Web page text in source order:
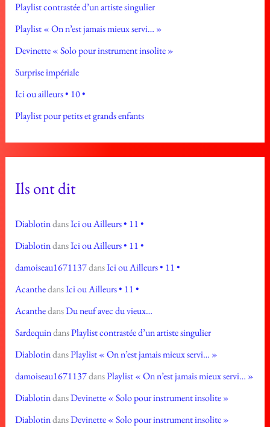
Playlist contrastée d’un artiste singulier
Playlist « On n’est jamais mieux servi… »
Devinette « Solo pour instrument insolite »
Surprise impériale
Ici ou ailleurs • 10 •
Playlist pour petits et grands enfants
Ils ont dit
DiablotindansIci ou Ailleurs • 11 •
DiablotindansIci ou Ailleurs • 11 •
damoiseau1671137dansIci ou Ailleurs • 11 •
AcanthedansIci ou Ailleurs • 11 •
AcanthedansDu neuf avec du vieux…
SardequindansPlaylist contrastée d’un artiste singulier
DiablotindansPlaylist « On n’est jamais mieux servi… »
damoiseau1671137dansPlaylist « On n’est jamais mieux servi… »
DiablotindansDevinette « Solo pour instrument insolite »
DiablotindansDevinette « Solo pour instrument insolite »